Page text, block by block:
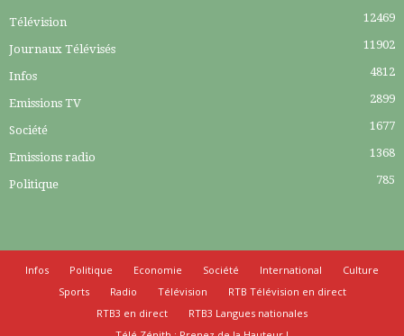
Télévision 12469
Journaux Télévisés 11902
Infos 4812
Emissions TV 2899
Société 1677
Emissions radio 1368
Politique 785
Infos Politique Economie Société International
Culture
Sports
Radio Télévision
RTB Télévision en direct
RTB3 en direct
RTB3 Langues nationales